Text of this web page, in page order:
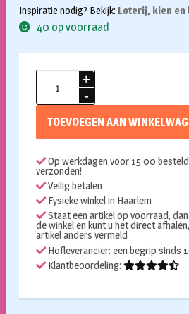
Inspiratie nodig? Bekijk: Loterij, kien en
40 op voorraad
Nummerblok
aantal
TOEVOEGEN AAN
Op werkdagen voor 15:00
verzonden!
Veilig betalen
Fysieke winkel in Haarlem
Staat een artikel op voorraad,
de winkel en kunt u het direct
artikel anders vermeld
Hofleverancier: een begrip sinds
Klantbeoordeling: